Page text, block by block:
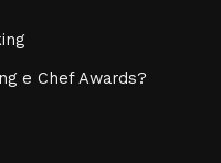
e Chef Awards?